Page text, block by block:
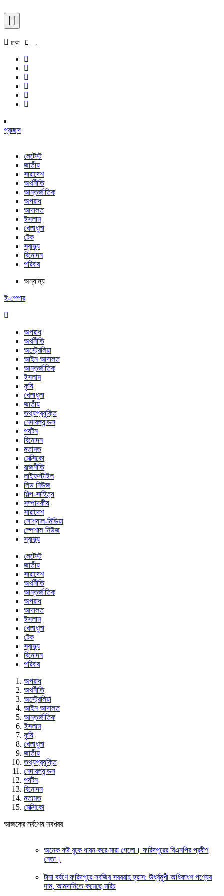
ঢাকা ,
প্রচ্ছদ
লেটেস্ট
জাতীয়
সারাদেশ
অর্থনীতি
আন্তর্জাতিক
অপরাধ
আদালত
ইসলাম
খেলাধুলা
টেক
স্বাস্থ্য
বিনোদন
পরিবার
অন্যান্য
ই-পেপার
অপরাধ
অর্থনীতি
অস্ট্রেলিয়া
আইন আদালত
আন্তর্জাতিক
ইসলাম
কৃষি
খেলাধুলা
জাতীয়
তথ্যপ্রযুক্তি
নেদারল্যান্ডস
পর্যটন
বিনোদন
মতামত
মেক্সিকো
রাজনীতি
লাইফস্টাইল
লিড নিউজ
শিল্প-সাহিত্য
সম্পাদকীয়
সারাদেশ
সোশ্যাল-মিডিয়া
স্পেশাল নিউজ
স্বাস্থ্য
লেটেস্ট
জাতীয়
সারাদেশ
অর্থনীতি
আন্তর্জাতিক
অপরাধ
আদালত
ইসলাম
খেলাধুলা
টেক
স্বাস্থ্য
বিনোদন
পরিবার
অপরাধ
অর্থনীতি
অস্ট্রেলিয়া
আইন আদালত
আন্তর্জাতিক
ইসলাম
কৃষি
খেলাধুলা
জাতীয়
তথ্যপ্রযুক্তি
নেদারল্যান্ডস
পর্যটন
বিনোদন
মতামত
মেক্সিকো
আজকের সর্বশেষ সবখবর
অনেক কষ্ট বুকে ধারন করে মারা গেলো। ফরিদপুরের বিএনপির প্রবীণ
নেতা।
টানা বর্ষণে ফরিদপুরে সবজির সরবরাহ হ্রাস: ঊর্ধ্বমুখী অধিকাংশ পণ্যের
দাম, আমদানিতে কমেছে মরিচ